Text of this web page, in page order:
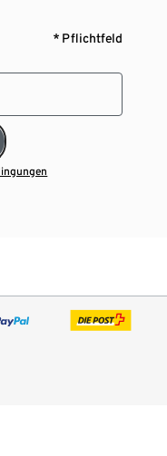
* Pflichtfeld